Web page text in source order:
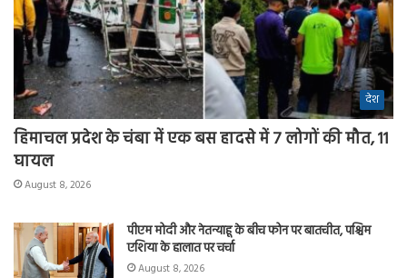
देश
हिमाचल प्रदेश के चंबा में एक बस हादसे में 7 लोगों की मौत, 11
घायल
August 8, 2026
पीएम मोदी और नेतन्याहू के बीच फोन पर बातचीत, पश्चिम
एशिया के हालात पर चर्चा
August 8, 2026